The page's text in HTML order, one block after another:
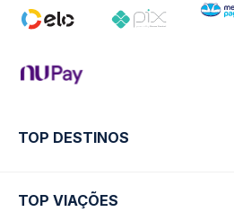
TOP DESTINOS
Ônibus Rio de Janeiro
TOP VIAÇÕES